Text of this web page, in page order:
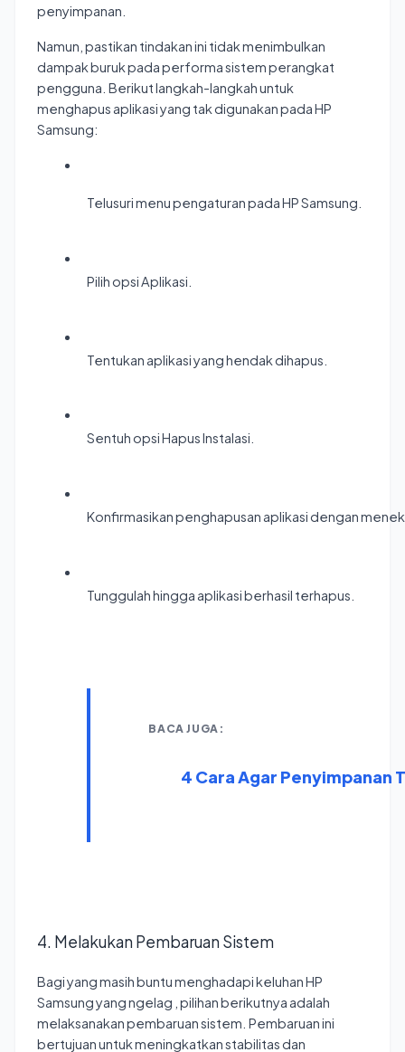
penyimpanan.
Namun, pastikan tindakan ini tidak menimbulkan
dampak buruk pada performa sistem perangkat
pengguna. Berikut langkah-langkah untuk
menghapus aplikasi yang tak digunakan pada HP
Samsung:
Telusuri menu pengaturan pada HP Samsung.
Pilih opsi Aplikasi.
Tentukan aplikasi yang hendak dihapus.
Sentuh opsi Hapus Instalasi.
Konfirmasikan penghapusan aplikasi dengan
Tunggulah hingga aplikasi berhasil terhapus.
BACA JUGA:
4 Cara Agar
4. Melakukan Pembaruan Sistem
Bagi yang masih buntu menghadapi keluhan HP
Samsung yang ngelag , pilihan berikutnya adalah
melaksanakan pembaruan sistem. Pembaruan ini
bertujuan untuk meningkatkan stabilitas dan